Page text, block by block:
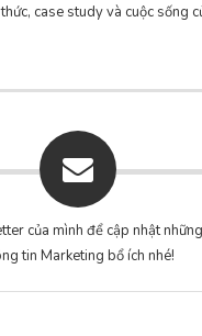
case study và cuộc sống
của mình để cập nhật
tin Marketing bổ ích nhé!